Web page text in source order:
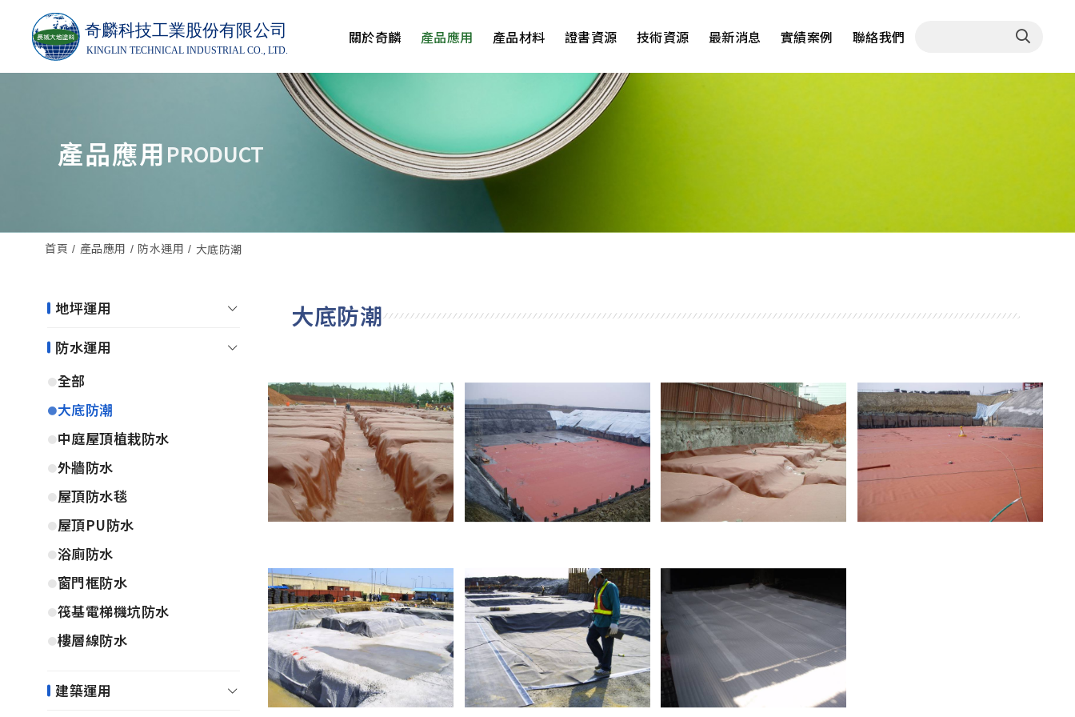
關於奇麟 產品應用 產品材料 證書資源 技術資源 最新消息 實績案例 聯絡我們
產品應用PRODUCT
首頁 產品應用 防水運用 大底防潮
地坪運用
防水運用
全部
大底防潮
中庭屋頂植栽防水
外牆防水
屋頂防水毯
屋頂PU防水
浴廁防水
窗門框防水
筏基電梯機坑防水
樓層線防水
建築運用
大底防潮